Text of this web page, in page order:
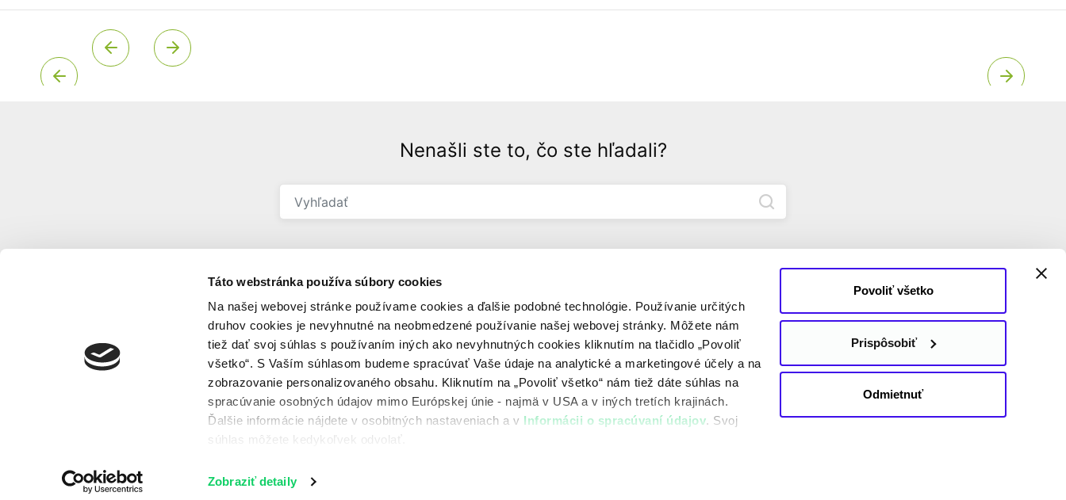
Táto webstránka používa súbory cookies
Na našej webovej stránke používame cookies a ďalšie podobné technológie. Používanie určitých
druhov cookies je nevyhnutné na neobmedzené používanie našej webovej stránky. Môžete nám
tiež dať svoj súhlas s používaním iných ako nevyhnutných cookies kliknutím na tlačidlo „Povoliť
všetko“. S Vaším súhlasom budeme spracúvať Vaše údaje na analytické a marketingové účely a na
zobrazovanie personalizovaného obsahu. Kliknutím na „Povoliť všetko“ nám tiež dáte súhlas na
spracúvanie osobných údajov mimo Európskej únie - najmä v USA a v iných tretích krajinách.
Ďalšie informácie nájdete v osobitných nastaveniach a v Informácii o spracúvaní údajov. Svoj
súhlas môžete kedykoľvek odvolať.
Zobraziť detaily
Povoliť všetko
Prispôsobiť
Odmietnuť
Nenašli ste to, čo ste hľadali?
Hľadať
Zelené nápady ZSE
O nás
Novinky
Podcasty
Videá
S kým spolupracujeme
Zelené riešenia od ZSE
Zelená elektrina
Elektromobilita
YouTube
Newsletter
Ochrana osobných údajov
Kontakt
© 2026 Energetika Slovensko, a.s., všetky práva